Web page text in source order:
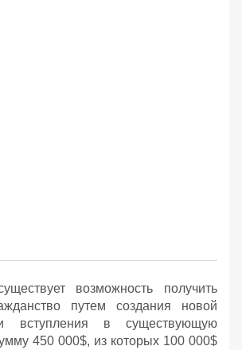
возможность получить
путем создания новой
вступления в существующую
450 000$, из которых 100 000$